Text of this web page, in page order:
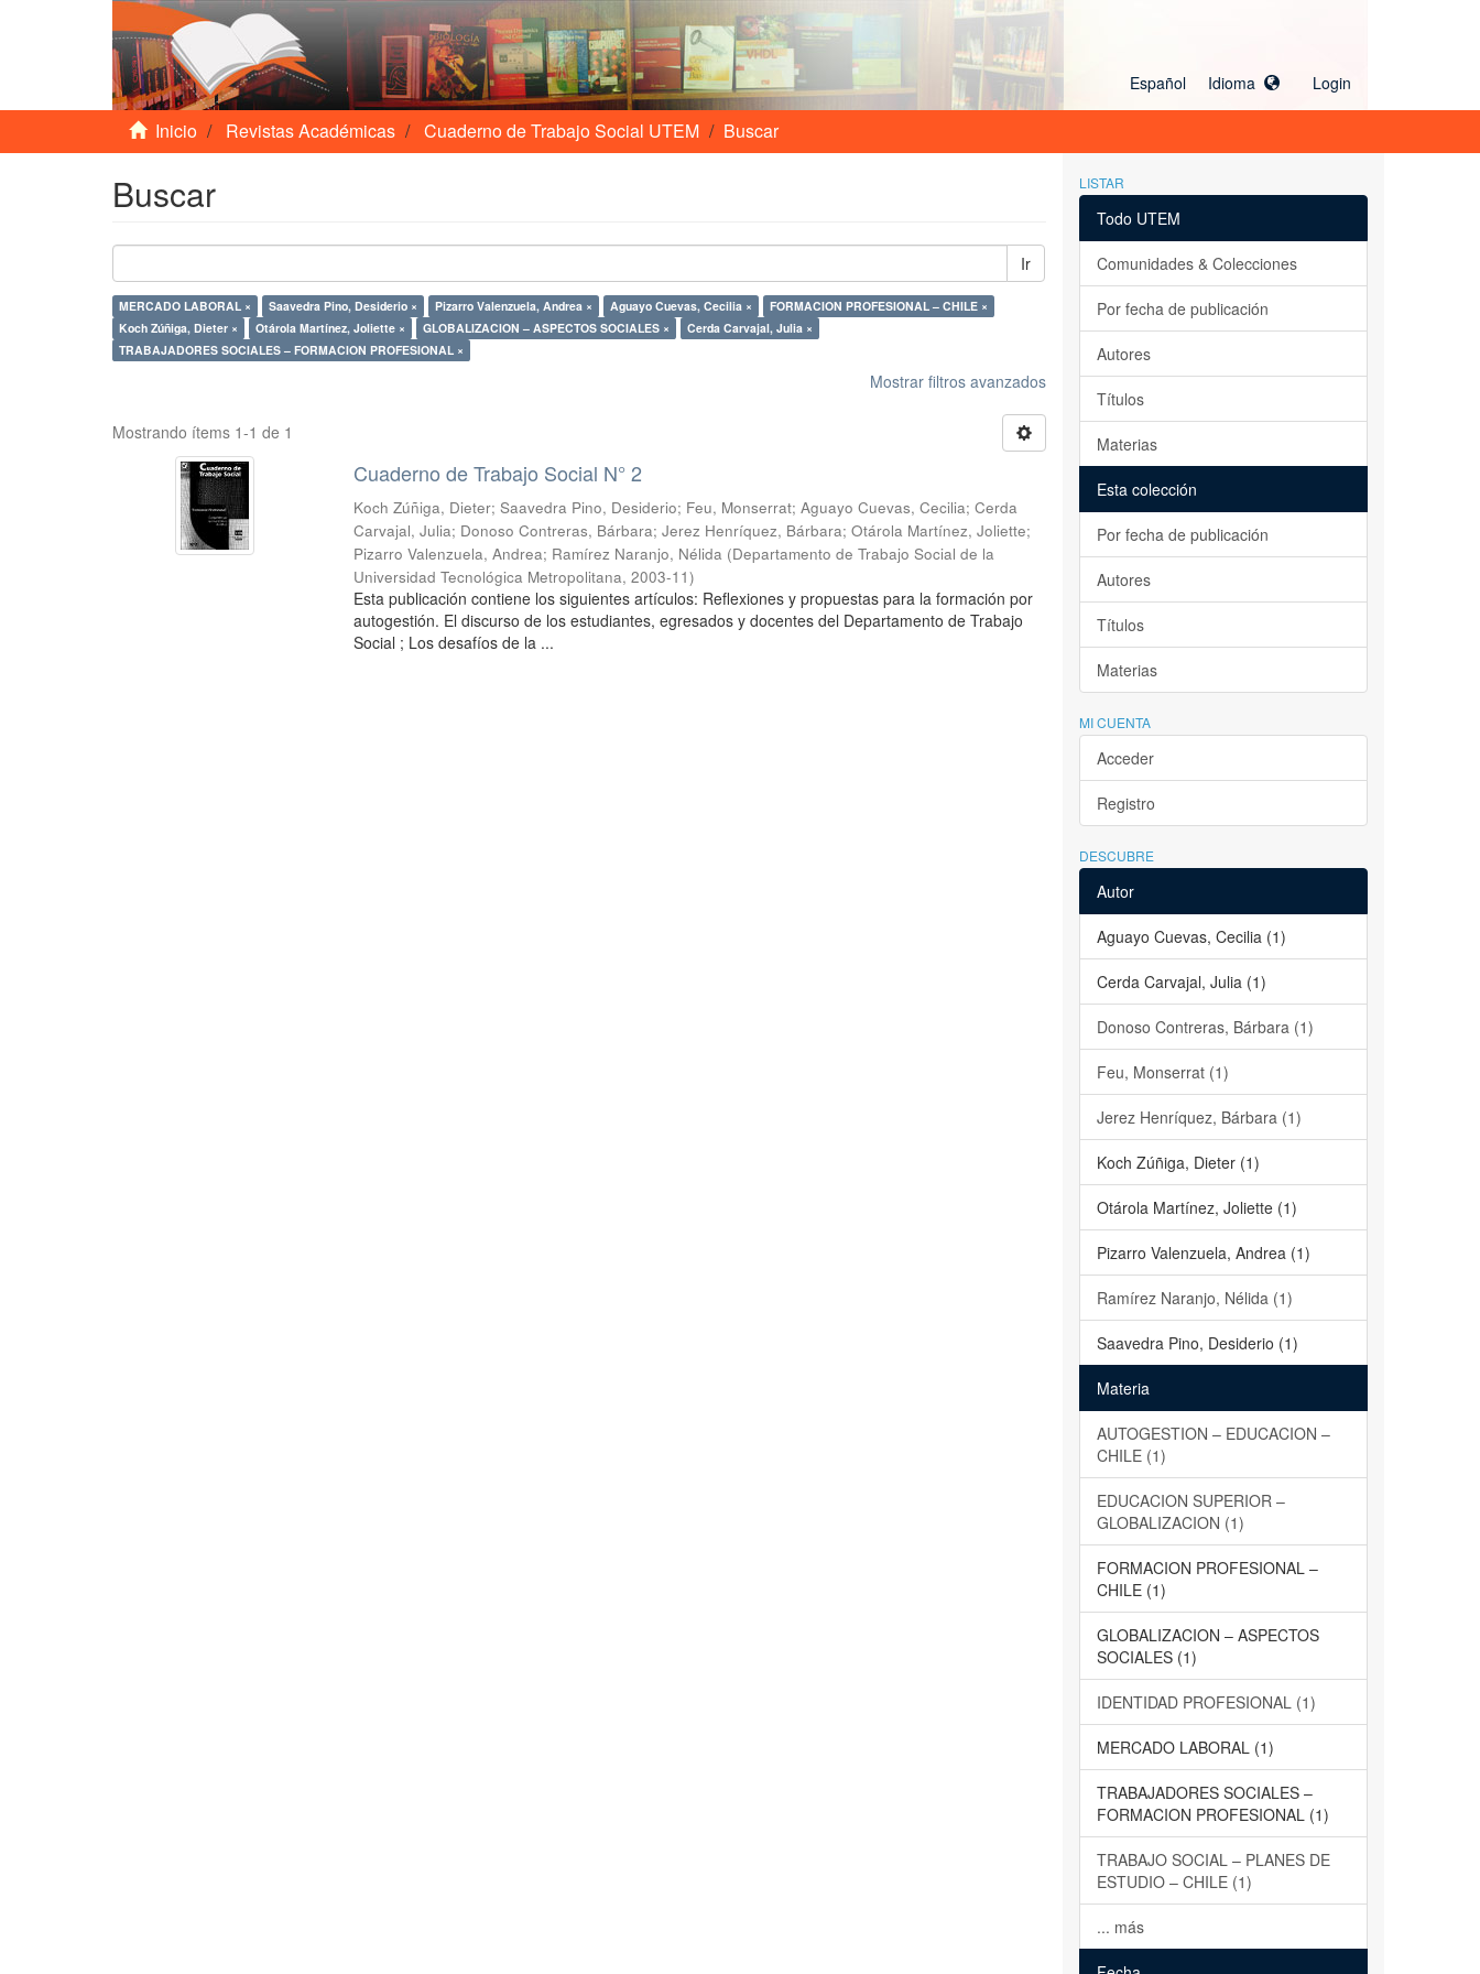
Español Idioma Login
Inicio Revistas Académicas Cuaderno de Trabajo Social UTEM Buscar
Buscar
Ir
MERCADO LABORAL × Saavedra Pino, Desiderio × Pizarro Valenzuela, Andrea × Aguayo Cuevas, Cecilia ×
FORMACION PROFESIONAL – CHILE ×
Koch Zúñiga, Dieter ×
Otárola Martínez, Joliette × GLOBALIZACION – ASPECTOS SOCIALES ×
Cerda Carvajal, Julia ×
TRABAJADORES SOCIALES – FORMACION PROFESIONAL ×
Mostrar filtros avanzados
Mostrando ítems 1-1 de 1
Cuaderno de Trabajo Social N° 2
Koch Zúñiga, Dieter;Saavedra Pino, Desiderio; Feu, Monserrat;Aguayo Cuevas, Cecilia;Cerda
Carvajal, Julia; Donoso Contreras, Bárbara;Jerez Henríquez, Bárbara;Otárola Martínez, Joliette;
Pizarro Valenzuela, Andrea; Ramírez Naranjo, Nélida (Departamento de Trabajo Social de la
Universidad Tecnológica Metropolitana,2003-11)
Esta publicación contiene los siguientes artículos: Reflexiones y propuestas para la formación por
autogestión. El discurso de los estudiantes, egresados y docentes del Departamento de Trabajo
Social ; Los desafíos de la ...
LISTAR
Todo UTEM
Comunidades & Colecciones
Por fecha de publicación
Autores
Títulos
Materias
Esta colección
Por fecha de publicación
Autores
Títulos
Materias
MI CUENTA
Acceder
Registro
DESCUBRE
Autor
Aguayo Cuevas, Cecilia (1)
Cerda Carvajal, Julia (1)
Donoso Contreras, Bárbara (1)
Feu, Monserrat (1)
Jerez Henríquez, Bárbara (1)
Koch Zúñiga, Dieter (1)
Otárola Martínez, Joliette (1)
Pizarro Valenzuela, Andrea (1)
Ramírez Naranjo, Nélida (1)
Saavedra Pino, Desiderio (1)
Materia
AUTOGESTION – EDUCACION –
CHILE (1)
EDUCACION SUPERIOR –
GLOBALIZACION (1)
FORMACION PROFESIONAL –
CHILE (1)
GLOBALIZACION – ASPECTOS
SOCIALES (1)
IDENTIDAD PROFESIONAL (1)
MERCADO LABORAL (1)
TRABAJADORES SOCIALES –
FORMACION PROFESIONAL (1)
TRABAJO SOCIAL – PLANES DE
ESTUDIO – CHILE (1)
... más